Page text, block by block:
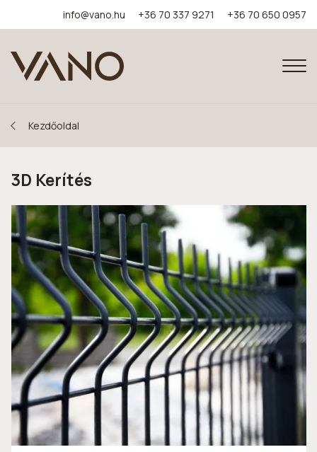
info@vano.hu +36 70 337 9271 +36 70 650 0957
Kezdőoldal
3D Kerítés